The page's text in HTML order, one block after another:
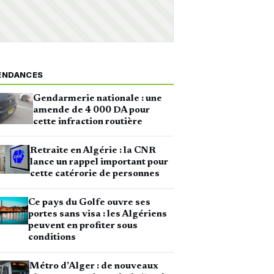
Gendarmerie nationale : une
amende de 4 000 DA pour
cette infraction routière
Retraite en Algérie : la CNR
lance un rappel important pour
cette catérorie de personnes
Ce pays du Golfe ouvre ses
portes sans visa : les Algériens
peuvent en profiter sous
conditions
Métro d’Alger : de nouveaux